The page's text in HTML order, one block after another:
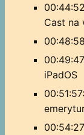
Cast na
iPadOS